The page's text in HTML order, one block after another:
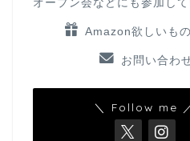
オープン会などにも参加して
Amazon欲しいも
お問い合わ
＼ Follow me